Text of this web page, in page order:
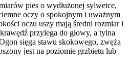
pies o wydłużonej sylwetce,
oczy o spokojnym i uważnym
oczu uszy mają średni rozmiar i
przylega do głowy, a tylna
sięga stawu skokowego, zwęża
jest na poziomie grzbietu lub